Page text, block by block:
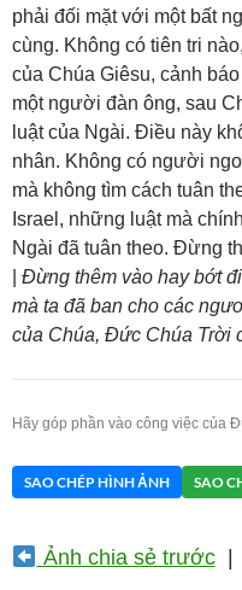
phải đối mặt với một bất
cùng. Không có tiên tri
của Chúa Giêsu, cảnh
một người đàn ông, sau
luật của Ngài. Điều này
nhân. Không có người
mà không tìm cách tuân
Israel, những luật mà
Ngài đã tuân theo. Đừng
Đừng thêm vào hay bớt
mà ta đã ban cho các
của Chúa, Đức Chúa Trời
Hãy góp phần vào công việc của
SAO CHÉP HÌNH ẢNH SAO
Ảnh chia sẻ trước|